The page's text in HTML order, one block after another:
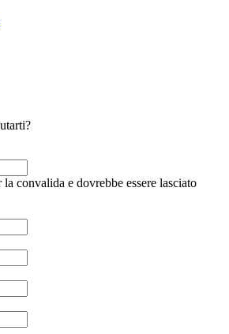
convalida e dovrebbe essere lasciato